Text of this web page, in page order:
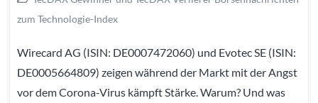
zum Technologie-Index
Wirecard AG (ISIN: DE0007472060) und Evotec SE (ISIN:
DE0005664809) zeigen während der Markt mit der Angst
vor dem Corona-Virus kämpft Stärke. Warum? Und was